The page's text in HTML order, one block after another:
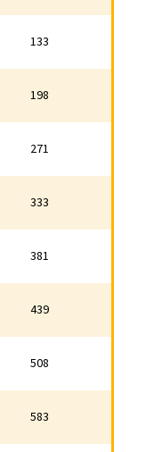
508
583
133
198
271
333
381
439
508
583